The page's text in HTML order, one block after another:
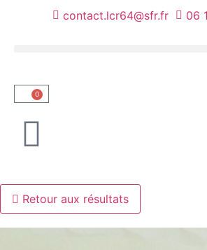
contact.lcr64@sfr.fr 06
0
NOUS VOUS
Retour aux résultats